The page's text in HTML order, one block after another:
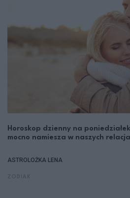
Horoskop dzienny na
mocno namiesza w naszych
ASTROLOŻKA LENA